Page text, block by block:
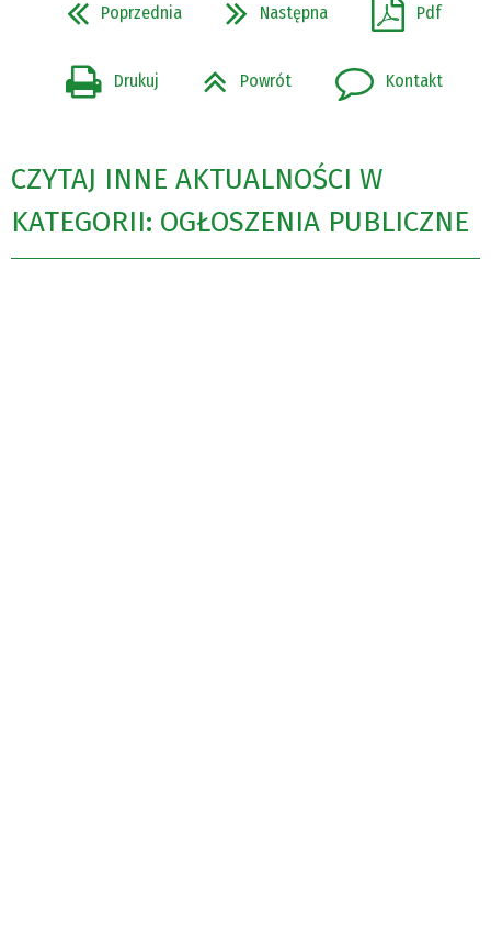
Poprzednia Następna Pdf
Drukuj Powrót Kontakt
CZYTAJ INNE AKTUALNOŚCI W
KATEGORII: OGŁOSZENIA PUBLICZNE